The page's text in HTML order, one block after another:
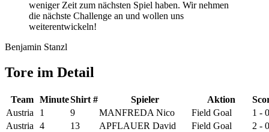
weniger Zeit zum nächsten Spiel haben. Wir nehmen
die nächste Challenge an und wollen uns
weiterentwickeln!
Benjamin Stanzl
Tore im Detail
Team MinuteShirt # Spieler Aktion
Austria
1 9 MANFREDA Nico Field Goal
1 - 0
Austria
4 13 APFLAUER David Field Goal
2 - 0